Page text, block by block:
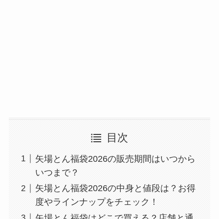
目次
矢場とん福袋2026の販売期間はいつから
いつまで？
矢場とん福袋2026の中身と値段は？お得
度やラインナップをチェック！